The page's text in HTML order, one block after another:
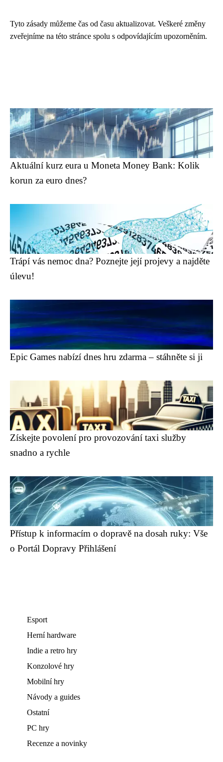
Tyto zásady můžeme čas od času aktualizovat. Veškeré změny
zveřejníme na této stránce spolu s odpovídajícím upozorněním.
Aktuální kurz eura u Moneta Money Bank: Kolik
korun za euro dnes?
Trápí vás nemoc dna? Poznejte její projevy a najděte
úlevu!
Epic Games nabízí dnes hru zdarma – stáhněte si ji
Získejte povolení pro provozování taxi služby
snadno a rychle
Přístup k informacím o dopravě na dosah ruky: Vše
o Portál Dopravy Přihlášení
Esport
Herní hardware
Indie a retro hry
Konzolové hry
Mobilní hry
Návody a guides
Ostatní
PC hry
Recenze a novinky